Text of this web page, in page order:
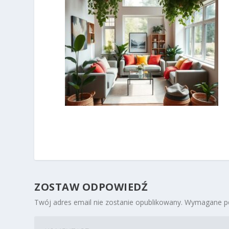
ZOSTAW ODPOWIEDŹ
Twój adres email nie zostanie opublikowany. Wymagane